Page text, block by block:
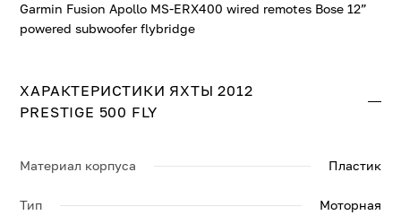
Garmin Fusion Apollo MS-ERX400 wired remotes Bose 12”
powered subwoofer flybridge
ХАРАКТЕРИСТИКИ ЯХТЫ 2012
PRESTIGE 500 FLY
Материал корпуса Пластик
Тип Моторная